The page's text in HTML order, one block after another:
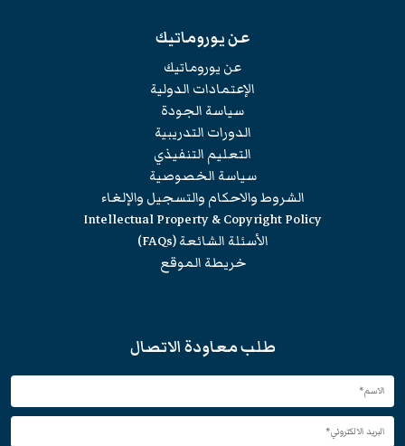
عن يوروماتيك
عن يوروماتيك
الإعتمادات الدولية
سياسة الجودة
الدورات التدريبية
التعليم التنفيذي
سياسة الخصوصية
الشروط والاحكام والتسجيل والإلغاء
Intellectual Property & Copyright Policy
الأسئلة الشائعة (FAQs)
خريطة الموقع
طلب معاودة الاتصال